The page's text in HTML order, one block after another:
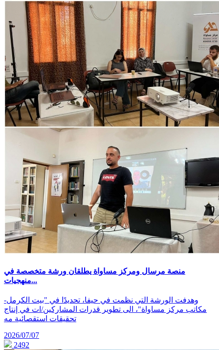
منصة مرسال ومركز مساواة يطلقان ورشة متخصصة في
منهجيات...
وهدفت الورشة التي نظمت في حيفا، تحديدًا في "بيت الكرمل-
مكاتب مركز مساواة"، الى تطوير قدرات المشاركين/ات في إنتاج
تحقيقات استقصائية مه
2026/07/07
2492